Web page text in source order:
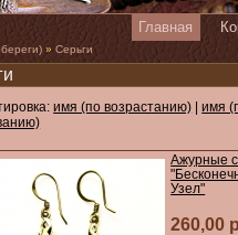
Главная
» Серьги
имя (по возрастанию) |имя
Ажурные
Узел"
260,00